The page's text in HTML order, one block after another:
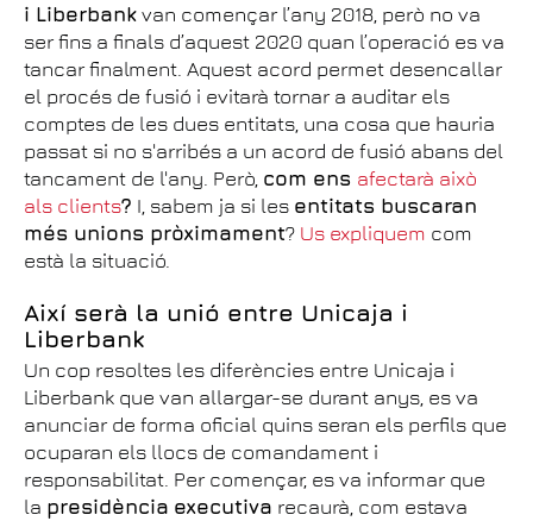
i Liberbank van començar l’any 2018, però no va
ser fins a finals d’aquest 2020 quan l’operació es va
tancar finalment. Aquest acord permet desencallar
el procés de fusió i evitarà tornar a auditar els
comptes de les dues entitats, una cosa que hauria
passat si no s'arribés a un acord de fusió abans del
tancament de l'any. Però, com ens afectarà això
als clients? I, sabem ja si les entitats buscaran
més unions pròximament? Us expliquem com
està la situació.
Així serà la unió entre Unicaja i
Liberbank
Un cop resoltes les diferències entre Unicaja i
Liberbank que van allargar-se durant anys, es va
anunciar de forma oficial quins seran els perfils que
ocuparan els llocs de comandament i
responsabilitat. Per començar, es va informar que
la presidència executiva recaurà, com estava